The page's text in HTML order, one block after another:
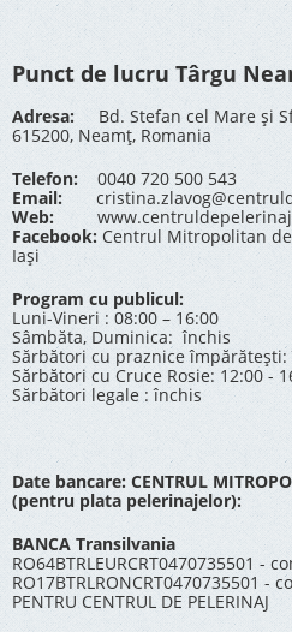
Punct de lucru Târgu
Adresa: Bd. Stefan cel Mare și
615200, Neamț, Romania
Telefon: 0040 720 500 543
Email:
Web:
Facebook: Centrul Mitropolitan
Iași
Program cu publicul:
Luni-Vineri : 08:00 – 16:00
Sâmbăta, Duminica: închis
Sărbători cu praznice împărătești:
Sărbători cu Cruce Rosie: 12:00 -
Sărbători legale : închis
Date bancare: CENTRUL
(pentru plata pelerinajelor):
BANCA Transilvania
RO64BTRLEURCRT0470735501 -
RO17BTRLRONCRT0470735501 -
PENTRU CENTRUL DE PELERINAJ